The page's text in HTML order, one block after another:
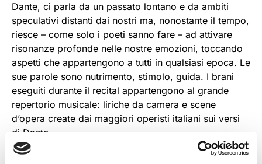
Dante, ci parla da un passato lontano e da ambiti
speculativi distanti dai nostri ma, nonostante il tempo,
riesce – come solo i poeti sanno fare – ad attivare
risonanze profonde nelle nostre emozioni, toccando
aspetti che appartengono a tutti in qualsiasi epoca. Le
sue parole sono nutrimento, stimolo, guida. I brani
eseguiti durante il recital appartengono al grande
repertorio musicale: liriche da camera e scene
d’opera create dai maggiori operisti italiani sui versi
di Dante.